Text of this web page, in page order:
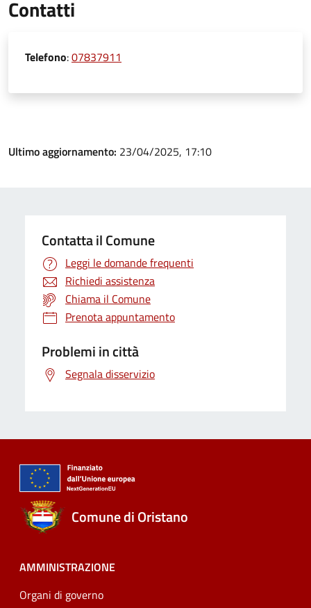
Contatti
Telefono:07837911
Ultimo aggiornamento: 23/04/2025, 17:10
Contatta il Comune
Leggi le domande frequenti
Richiedi assistenza
Chiama il Comune
Prenota appuntamento
Problemi in città
Segnala disservizio
Comune di Oristano
AMMINISTRAZIONE
Organi di governo